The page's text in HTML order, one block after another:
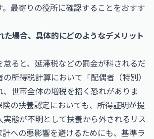
。最寄りの役所に確認することをおすす
た場合、具体的にどのようなデメリット
ると、延滞税などの罰金が科されるだ
所得税計算において「配偶者（特別）
世帯全体の増税を招く恐れがありま
の扶養認定においても、所得証明が提
実態が不明として扶養から外されるリス
計への悪影響を避けるためにも、基準ラ